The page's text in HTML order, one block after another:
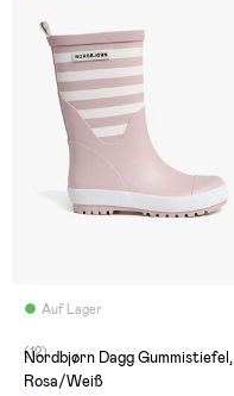
Auf Lager
(12)
Nordbjørn Dagg Gummistiefel,
Rosa/Weiß